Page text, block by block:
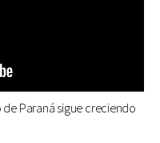
Paraná sigue creciendo